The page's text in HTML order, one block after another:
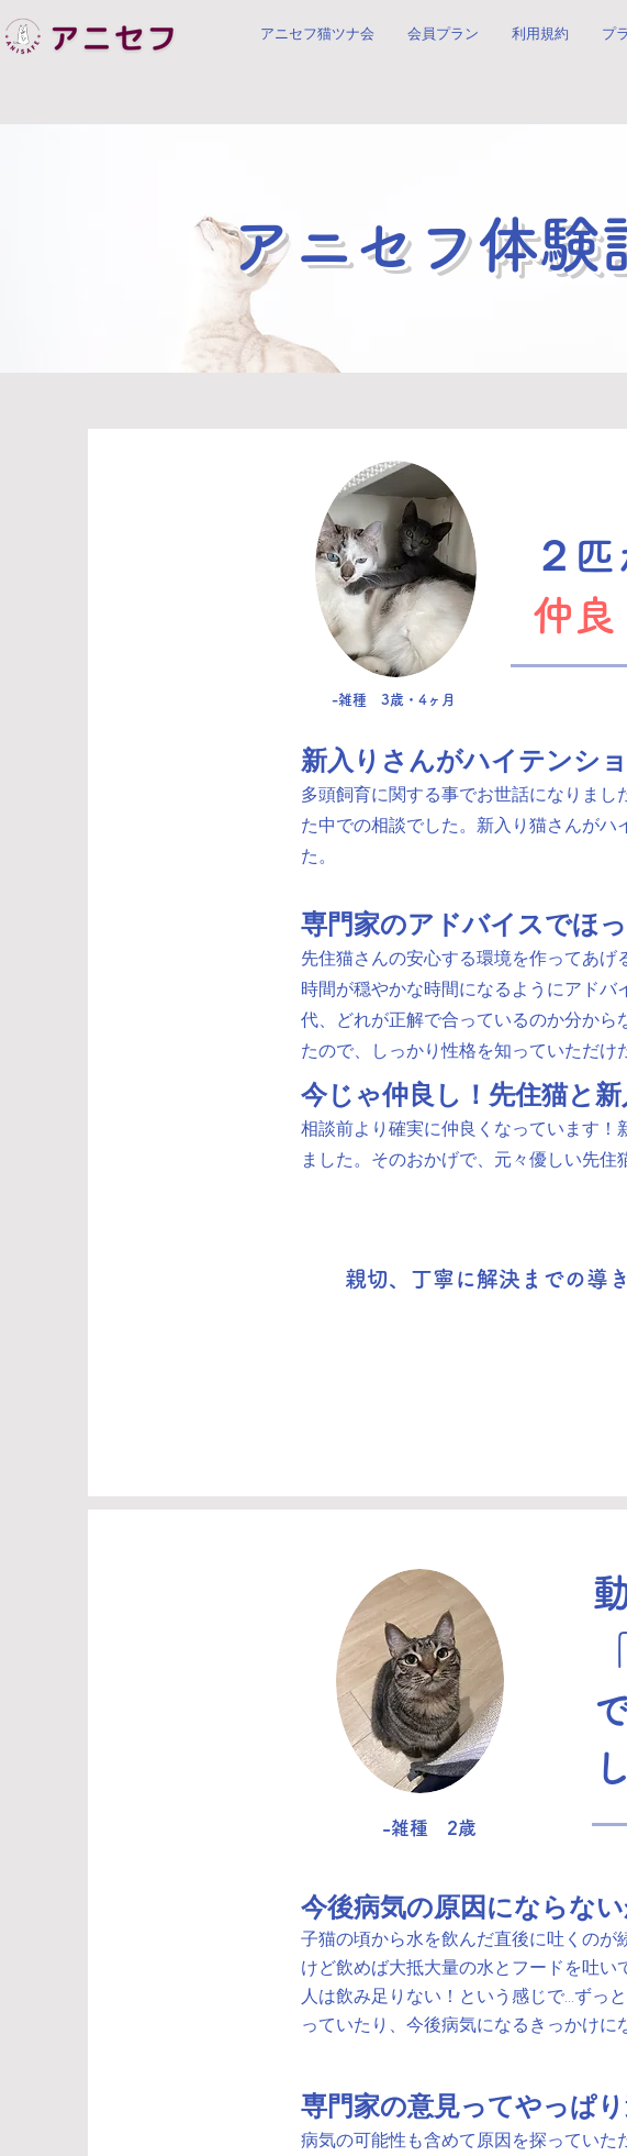
アニセフ猫ツナ会 会員プラン 利用規約 プ
アニセフ体験
２
仲良
-雑種 3歳・4ヶ月
新入りさんがハイテンシ
多頭飼育に関する事でお世話になりま
た中での相談でした。新入り猫さんが
た。
専門家のアドバイスでほ
先住猫さんの安心する環境を作ってあ
時間が穏やかな時間になるようにアド
代、どれが正解で合っているのか分か
たので、しっかり性格を知っていただけ
今じゃ仲良し！先住猫と
相談前より確実に仲良くなっています！
ました。そのおかげで、元々優しい先住
親切、丁寧に解決までの導
​動物病院では「仕方
ない」と言われ…。
でも原因と対策をし
っかり教えてもらえ
ました
-雑種 2歳
今後病気の原因にならな
子猫の頃から水を飲んだ直後に吐くのが
けど飲めば大抵大量の水とフードを吐
人は飲み足りない！という感じで...ずっ
っていたり、今後病気になるきっかけに
専門家の意見ってやっぱり
病気の可能性も含めて原因を探ってい